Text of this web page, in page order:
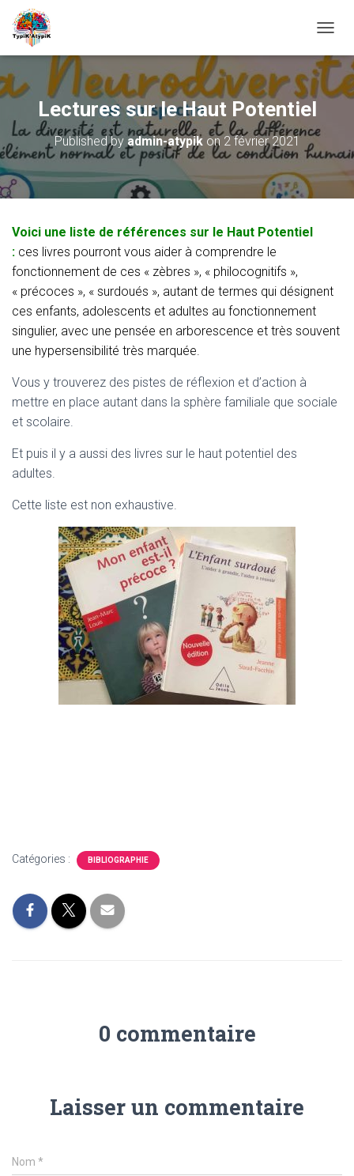
U
V
I
E
V
N
Lectures sur le Haut Potentiel
Published by admin-atypikon 2 février 2021
Voici une liste de références sur le Haut Potentiel
: ces livres pourront vous aider à comprendre le
fonctionnement de ces « zèbres », « philocognitifs »,
« précoces », « surdoués », autant de termes qui désignent
ces enfants, adolescents et adultes au fonctionnement
singulier, avec une pensée en arborescence et très souvent
une hypersensibilité très marquée.
Vous y trouverez des pistes de réflexion et d’action à
mettre en place autant dans la sphère familiale que sociale
et scolaire.
Et puis il y a aussi des livres sur le haut potentiel des
adultes.
Cette liste est non exhaustive.
Catégories : BIBLIOGRAPHIE
0 commentaire
Laisser un commentaire
Nom *